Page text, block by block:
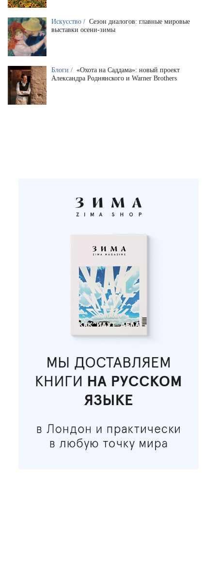
Искусство / Сезон диалогов: главные мировые
выставки осени-зимы
Блоги / «Охота на Саддама»: новый проект
Александра Роднянского и Warner Brothers